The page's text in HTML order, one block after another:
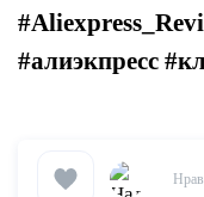
#алиэкпресс